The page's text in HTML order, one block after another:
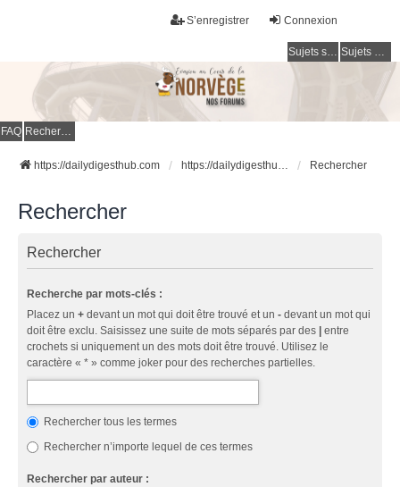
Connexion
S’enregistrer
Sujets sans réponse Sujets actifs
FAQ Rechercher
https://dailydigesthub.com https://dailydigesthub.com Rechercher
Rechercher
Rechercher
Recherche par mots-clés :
Placez un + devant un mot qui doit être trouvé et un - devant un mot qui
doit être exclu. Saisissez une suite de mots séparés par des
entre
crochets si uniquement un des mots doit être trouvé. Utilisez le
caractère « * » comme joker pour des recherches partielles.
Rechercher tous les termes
Rechercher n’importe lequel de ces termes
Rechercher par auteur :